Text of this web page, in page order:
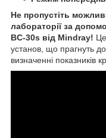
Не пропустіть
лабораторії за
BC-30s від Mindray!
установ, що прагнуть до
визначенні показників